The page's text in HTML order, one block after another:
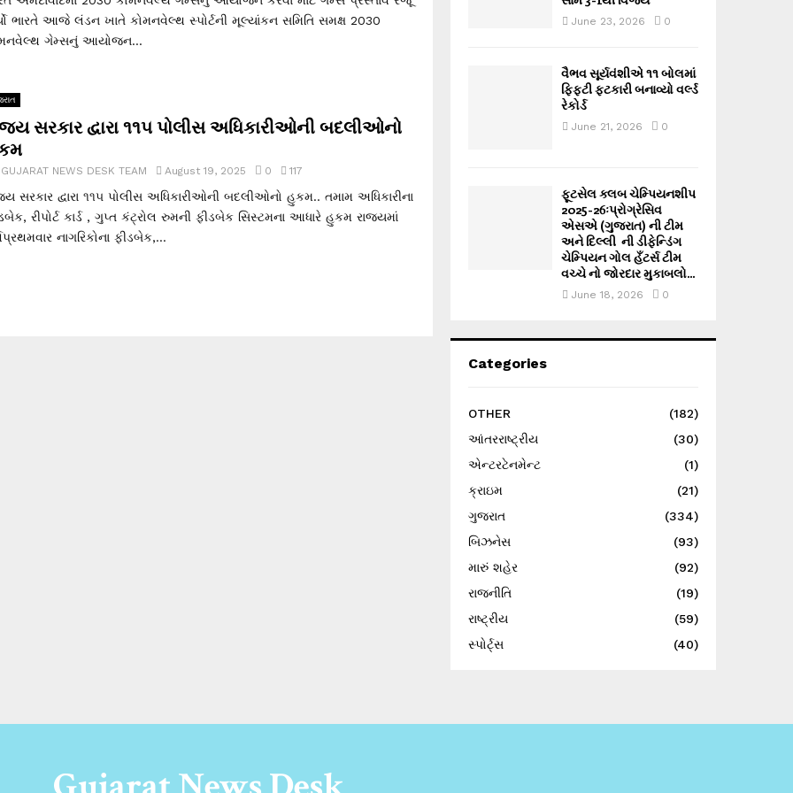
ભારતે આજે લંડન ખાતે કોમનવેલ્થ સ્પોર્ટની મૂલ્યાંકન સમિતિ સમક્ષ 2030
ગેમ્સનું આયોજન...
સરકાર દ્વારા ૧૧૫ પોલીસ અધિકારીઓની બદલીઓનો
GUJARAT NEWS DESK TEAM August 19, 2025 0 117
સરકાર દ્વારા ૧૧૫ પોલીસ અધિકારીઓની બદલીઓનો હુકમ.. તમામ અધિકારીના
રીપોર્ટ કાર્ડ , ગુપ્ત કંટ્રોલ રુમની ફીડબેક સિસ્ટમના આધારે હુકમ રાજ્યમાં
નાગરિકોના ફીડબેક,...
June 23, 2026 0
વૈભવ સૂર્યવંશીએ ૧૧ બોલમાં
ફિફ્ટી ફટકારી બનાવ્યો વર્લ્ડ
રેકોર્ડ
June 21, 2026 0
ફૂટસેલ ક્લબ ચેમ્પિયનશીપ
2025-26ઃપ્રોગ્રેસિવ
એસએ (ગુજરાત) ની ટીમ
અને દિલ્લી ની ડીફેન્ડિંગ
ચેમ્પિયન ગોલ હઁટર્સ ટીમ
વચ્ચે નો જોરદાર મુકાબલો...
June 18, 2026 0
Categories
OTHER
(182)
આંતરરાષ્ટ્રીય
(30)
એન્ટરટેનમેન્ટ
(1)
ક્રાઇમ
(21)
ગુજરાત
(334)
બિઝનેસ
(93)
મારું શહેર
(92)
રાજનીતિ
(19)
રાષ્ટ્રીય
(59)
સ્પોર્ટ્સ
(40)